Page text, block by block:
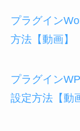
プラグイン
方法【動画】
プラグイン
設定方法【動